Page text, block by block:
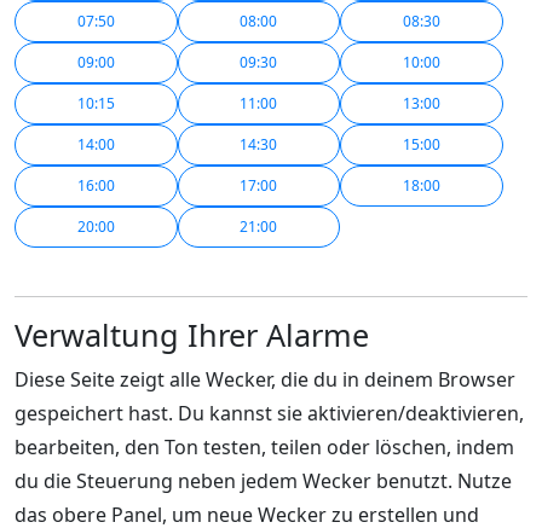
07:50
08:00
08:30
09:00
09:30
10:00
10:15
11:00
13:00
14:00
14:30
15:00
16:00
17:00
18:00
20:00
21:00
Verwaltung Ihrer Alarme
Diese Seite zeigt alle Wecker, die du in deinem Browser
gespeichert hast. Du kannst sie aktivieren/deaktivieren,
bearbeiten, den Ton testen, teilen oder löschen, indem
du die Steuerung neben jedem Wecker benutzt. Nutze
das obere Panel, um neue Wecker zu erstellen und